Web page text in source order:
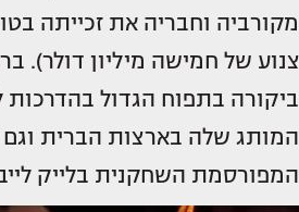
מקורביה וחבריה את זכייתה
צנוע של חמישה מיליון דולר).
ביקורה בתפוח הגדול
המותג שלה בארצות הברית
המפורסמת השחקנית בלייק